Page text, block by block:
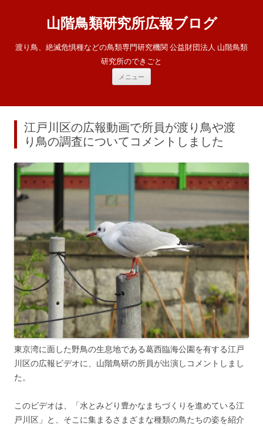
山階鳥類研究所広報ブログ
渡り鳥、絶滅危惧種などの鳥類専門研究機関 公益財団法人 山階鳥類
研究所のできごと
メニュー
ツ
ス
キ
ッ
プ
江戸川区の広報動画で所員が渡り鳥や渡
り鳥の調査についてコメントしました
東京湾に面した野鳥の生息地である葛西臨海公園を有する江戸
川区の広報ビデオに、山階鳥研の所員が出演しコメントしまし
た。
このビデオは、「水とみどり豊かなまちづくりを進めている江
戸川区」と、そこに集まるさまざまな種類の鳥たちの姿を紹介